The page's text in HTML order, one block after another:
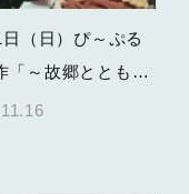
（日）ぴ～ぷる
「～故郷とともに
郷とともに逝く